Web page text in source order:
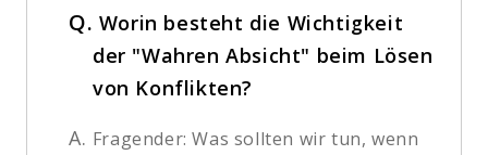
Q. Worin besteht die Wichtigkeit
der "Wahren Absicht" beim Lösen
von Konflikten?
A. Fragender: Was sollten wir tun, wenn